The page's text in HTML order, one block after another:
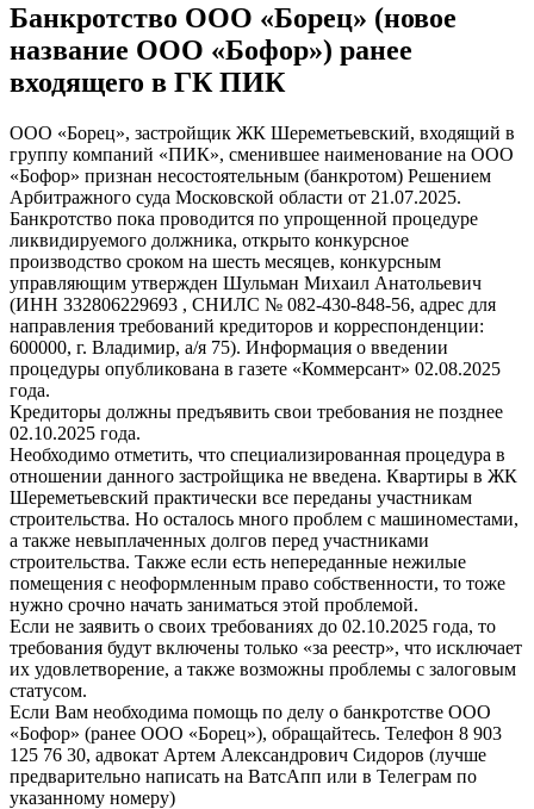
Банкротство ООО «Борец» (новое
название ООО «Бофор») ранее
входящего в ГК ПИК
ООО «Борец», застройщик ЖК Шереметьевский, входящий в
группу компаний «ПИК», сменившее наименование на ООО
«Бофор» признан несостоятельным (банкротом) Решением
Арбитражного суда Московской области от 21.07.2025.
Банкротство пока проводится по упрощенной процедуре
ликвидируемого должника, открыто конкурсное
производство сроком на шесть месяцев, конкурсным
управляющим утвержден Шульман Михаил Анатольевич
(ИНН 332806229693 , СНИЛС № 082-430-848-56, адрес для
направления требований кредиторов и корреспонденции:
600000, г. Владимир, а/я 75). Информация о введении
процедуры опубликована в газете «Коммерсант» 02.08.2025
года.
Кредиторы должны предъявить свои требования не позднее
02.10.2025 года.
Необходимо отметить, что специализированная процедура в
отношении данного застройщика не введена. Квартиры в ЖК
Шереметьевский практически все переданы участникам
строительства. Но осталось много проблем с машиноместами,
а также невыплаченных долгов перед участниками
строительства. Также если есть непереданные нежилые
помещения с неоформленным право собственности, то тоже
нужно срочно начать заниматься этой проблемой.
Если не заявить о своих требованиях до 02.10.2025 года, то
требования будут включены только «за реестр», что исключает
их удовлетворение, а также возможны проблемы с залоговым
статусом.
Если Вам необходима помощь по делу о банкротстве ООО
«Бофор» (ранее ООО «Борец»), обращайтесь. Телефон 8 903
125 76 30, адвокат Артем Александрович Сидоров (лучше
предварительно написать на ВатсАпп или в Телеграм по
указанному номеру)